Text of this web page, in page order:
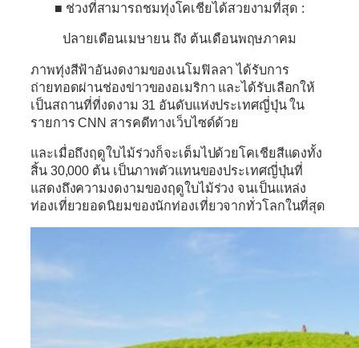
■ ช่วงที่สามารถชมทุ่งโคเชียได้สวยงามที่สุด :
ปลายเดือนเมษายน ถึง ต้นเดือนพฤษภาคม
ภาพทุ่งสีฟ้าอันงดงามของเนโมฟิลลา ได้รับการ
ถ่ายทอดผ่านช่องข่าวของอเมริกา และได้รับเลือกให้
เป็นสถานที่ที่งดงาม 31 อันดับแห่งประเทศญี่ปุ่น ใน
รายการ CNN สารคดีทางเว็บไซด์ด้วย
และเมื่อถึงฤดูใบไม้ร่วงก็จะเต็มไปด้วยโคเชียสีแดงทั้ง
สิ้น 30,000 ต้น เป็นภาพตัวแทนของประเทศญี่ปุ่นที่
แสดงถึงความงดงามของฤดูใบไม้ร่วง จนเป็นแหล่ง
ท่องเที่ยวยอดนิยมของนักท่องเที่ยวจากทั่วโลกในที่สุด